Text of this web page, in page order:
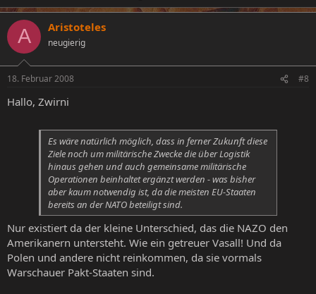
A Aristoteles
neugierig
18. Februar 2008 #8
Hallo, Zwirni
Es wäre natürlich möglich, dass in ferner Zukunft diese
Ziele noch um militärische Zwecke die über Logistik
hinaus gehen und auch gemeinsame militärische
Operationen beinhaltet ergänzt werden - was bisher
aber kaum notwendig ist, da die meisten EU-Staaten
bereits an der NATO beteiligt sind.
Nur existiert da der kleine Unterschied, das die NAZO den
Amerikanern untersteht. Wie ein getreuer Vasall! Und da
Polen und andere nicht reinkommen, da sie vormals
Warschauer Pakt-Staaten sind.